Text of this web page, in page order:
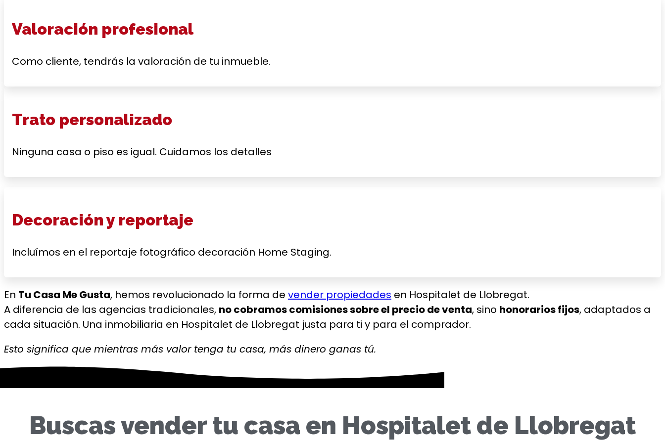
Valoración profesional
Como cliente, tendrás la valoración de tu inmueble.
Trato personalizado
Ninguna casa o piso es igual. Cuidamos los detalles
Decoración y reportaje
Incluímos en el reportaje fotográfico decoración Home Staging.
En Tu Casa Me Gusta, hemos revolucionado la forma de vender propiedades en Hospitalet de Llobregat.
A diferencia de las agencias tradicionales, no cobramos comisiones sobre el precio de venta, sino honorarios fijos, adaptados a
cada situación. Una inmobiliaria en Hospitalet de Llobregat justa para ti y para el comprador.
Esto significa que mientras más valor tenga tu casa, más dinero ganas tú.
Buscas vender tu casa en Hospitalet de Llobregat